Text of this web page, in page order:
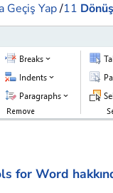
Geçiş Yap/11
for Word